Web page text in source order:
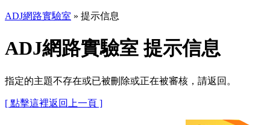
ADJ網路實驗室 » 提示信息
ADJ網路實驗室 提示信息
指定的主題不存在或已被刪除或正在被審核，請返回。
[ 點擊這裡返回上一頁 ]